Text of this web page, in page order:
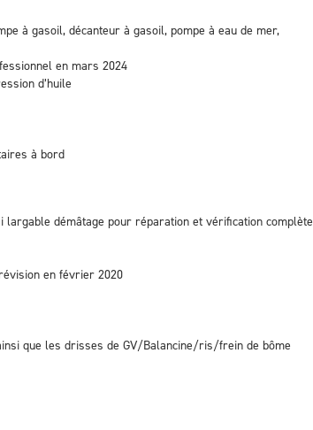
à gasoil, décanteur à gasoil, pompe à eau de mer,
en mars 2024
d’huile
à bord
largable démâtage pour réparation et vérification complète
en février 2020
que les drisses de GV/Balancine/ris/frein de bôme